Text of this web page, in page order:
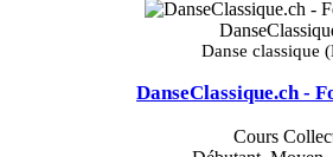
Danse classique
DanseClassique.ch -
Cours